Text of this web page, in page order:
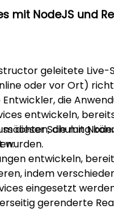
mit NodeJS und
geleitete Live-
oder vor Ort)
die
entwickeln,
die mit
wurden.
dieser Schulung
entwickeln,
indem
eingesetzt
gerenderte